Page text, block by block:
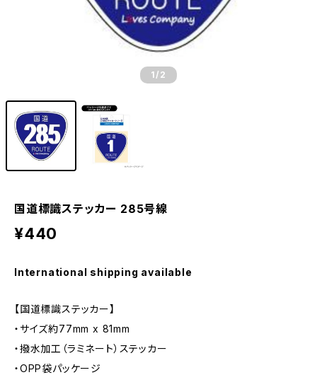
1 /2
国道標識ステッカー 285号線
¥440
International shipping available
【国道標識ステッカー】
・サイズ約77mm x 81mm
・撥水加工（ラミネート）ステッカー
・OPP袋パッケージ